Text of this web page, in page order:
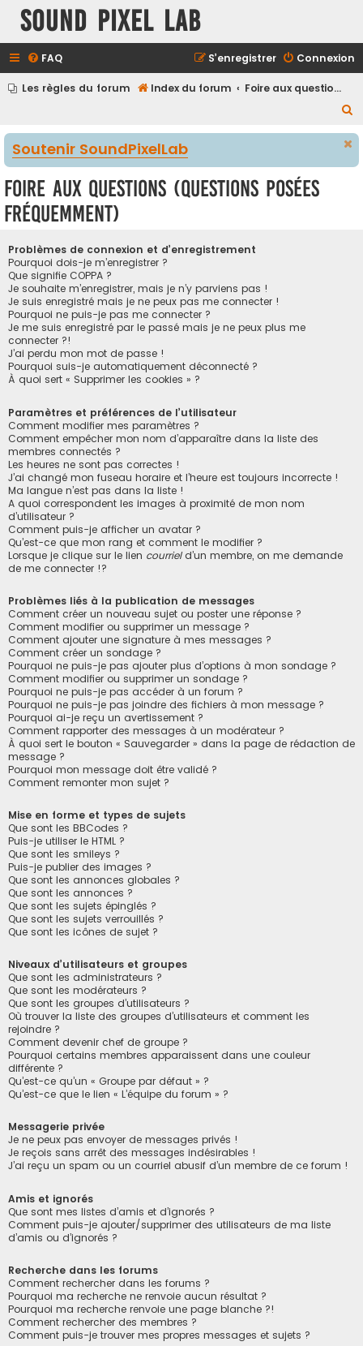
Sound Pixel Lab
FAQ Connexion
S’enregistrer
Les règles du forum Index du forum
Foire aux questions (Questions posées fréquemment)
e
Soutenir SoundPixelLab
Foire aux questions (Questions posées
fréquemment)
Problèmes de connexion et d’enregistrement
Pourquoi dois-je m’enregistrer ?
Que signifie COPPA ?
Je souhaite m’enregistrer, mais je n’y parviens pas !
Je suis enregistré mais je ne peux pas me connecter !
Pourquoi ne puis-je pas me connecter ?
Je me suis enregistré par le passé mais je ne peux plus me
connecter ?!
J’ai perdu mon mot de passe !
Pourquoi suis-je automatiquement déconnecté ?
À quoi sert « Supprimer les cookies » ?
Paramètres et préférences de l’utilisateur
Comment modifier mes paramètres ?
Comment empêcher mon nom d’apparaître dans la liste des
membres connectés ?
Les heures ne sont pas correctes !
J’ai changé mon fuseau horaire et l’heure est toujours incorrecte !
Ma langue n’est pas dans la liste !
A quoi correspondent les images à proximité de mon nom
d’utilisateur ?
Comment puis-je afficher un avatar ?
Qu’est-ce que mon rang et comment le modifier ?
Lorsque je clique sur le lien courrield’un membre, on me demande
de me connecter !?
Problèmes liés à la publication de messages
Comment créer un nouveau sujet ou poster une réponse ?
Comment modifier ou supprimer un message ?
Comment ajouter une signature à mes messages ?
Comment créer un sondage ?
Pourquoi ne puis-je pas ajouter plus d’options à mon sondage ?
Comment modifier ou supprimer un sondage ?
Pourquoi ne puis-je pas accéder à un forum ?
Pourquoi ne puis-je pas joindre des fichiers à mon message ?
Pourquoi ai-je reçu un avertissement ?
Comment rapporter des messages à un modérateur ?
À quoi sert le bouton « Sauvegarder » dans la page de rédaction de
message ?
Pourquoi mon message doit être validé ?
Comment remonter mon sujet ?
Mise en forme et types de sujets
Que sont les BBCodes ?
Puis-je utiliser le HTML ?
Que sont les smileys ?
Puis-je publier des images ?
Que sont les annonces globales ?
Que sont les annonces ?
Que sont les sujets épinglés ?
Que sont les sujets verrouillés ?
Que sont les icônes de sujet ?
Niveaux d’utilisateurs et groupes
Que sont les administrateurs ?
Que sont les modérateurs ?
Que sont les groupes d’utilisateurs ?
Où trouver la liste des groupes d’utilisateurs et comment les
rejoindre ?
Comment devenir chef de groupe ?
Pourquoi certains membres apparaissent dans une couleur
différente ?
Qu’est-ce qu’un « Groupe par défaut » ?
Qu’est-ce que le lien « L’équipe du forum » ?
Messagerie privée
Je ne peux pas envoyer de messages privés !
Je reçois sans arrêt des messages indésirables !
J’ai reçu un spam ou un courriel abusif d’un membre de ce forum !
Amis et ignorés
Que sont mes listes d’amis et d’ignorés ?
Comment puis-je ajouter/supprimer des utilisateurs de ma liste
d’amis ou d’ignorés ?
Recherche dans les forums
Comment rechercher dans les forums ?
Pourquoi ma recherche ne renvoie aucun résultat ?
Pourquoi ma recherche renvoie une page blanche ?!
Comment rechercher des membres ?
Comment puis-je trouver mes propres messages et sujets ?